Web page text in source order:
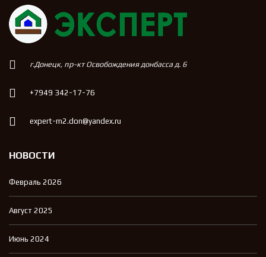
г.Донецк, пр-кт Освобождения донбасса д. 6
+7949 342-17-76
expert-m2.don@yandex.ru
НОВОСТИ
Февраль 2026
Август 2025
Июнь 2024